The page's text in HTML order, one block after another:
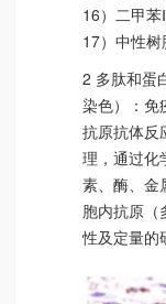
16）二甲苯
17）中性
2 多肽和蛋
染色）：
抗原抗体反
理，通过化
素、酶、金
胞内抗原（
性及定量的